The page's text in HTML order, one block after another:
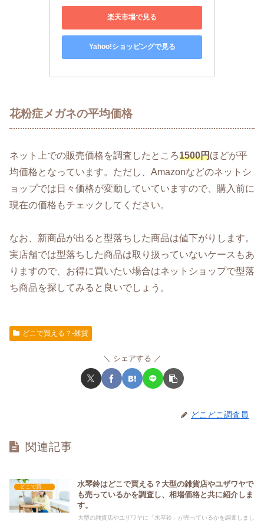
楽天市場で見る
Yahoo!ショッピングで見る
花粉症メガネの平均価格
ネット上での販売価格を調査したところ1500円ほどが平
均価格となっています。ただし、Amazonなどのネットシ
ョップでは日々価格が変動していていますので、購入前に
現在の価格もチェックしてください。
なお、新商品が出ると型落ちした商品は値下がりします。
実店舗では型落ちした商品は取り扱っていないケースもあ
りますので、お得に買いたい場合はネットショップで型落
ち商品を探してみると良いでしょう。
どこで買える？-雑貨
シェアする
どこどこ調査員
関連記事
水琴鈴はどこで買える？大型の雑貨店やユザワヤで
も売っているかを調査し、相場価格と共に紹介しま
す。
大型の雑貨店やユザワヤに「水琴鈴」が売っているかを調査しまし